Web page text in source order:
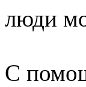
люди
С